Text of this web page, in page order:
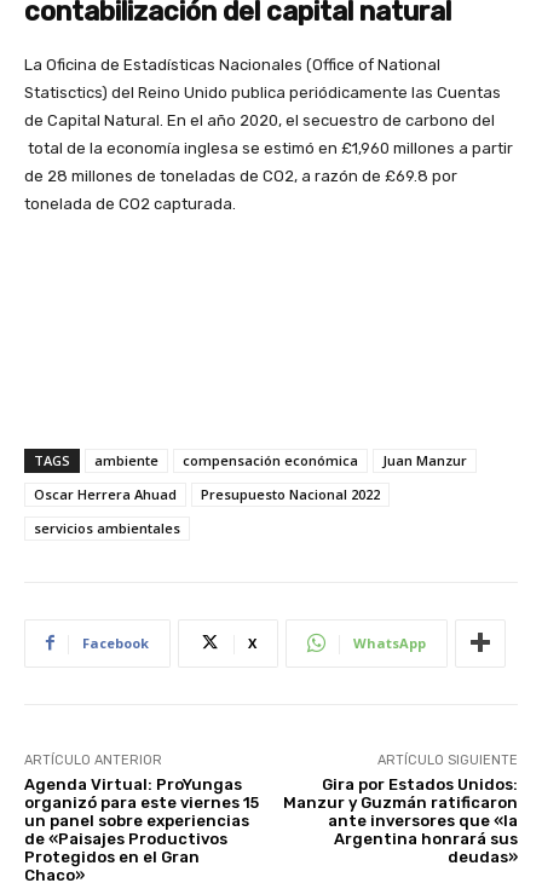
contabilización del capital natural
La Oficina de Estadísticas Nacionales (Office of National
Statisctics) del Reino Unido publica periódicamente las Cuentas
de Capital Natural. En el año 2020, el secuestro de carbono del
total de la economía inglesa se estimó en £1,960 millones a partir
de 28 millones de toneladas de CO2, a razón de £69.8 por
tonelada de CO2 capturada.
TAGS ambiente compensación económica
Juan Manzur
Oscar Herrera Ahuad
Presupuesto Nacional 2022
servicios ambientales
Facebook X WhatsApp
ARTÍCULO ANTERIOR
Agenda Virtual: ProYungas
organizó para este viernes 15
un panel sobre experiencias
de «Paisajes Productivos
Protegidos en el Gran
Chaco»
ARTÍCULO SIGUIENTE
Gira por Estados Unidos:
Manzur y Guzmán ratificaron
ante inversores que «la
Argentina honrará sus
deudas»